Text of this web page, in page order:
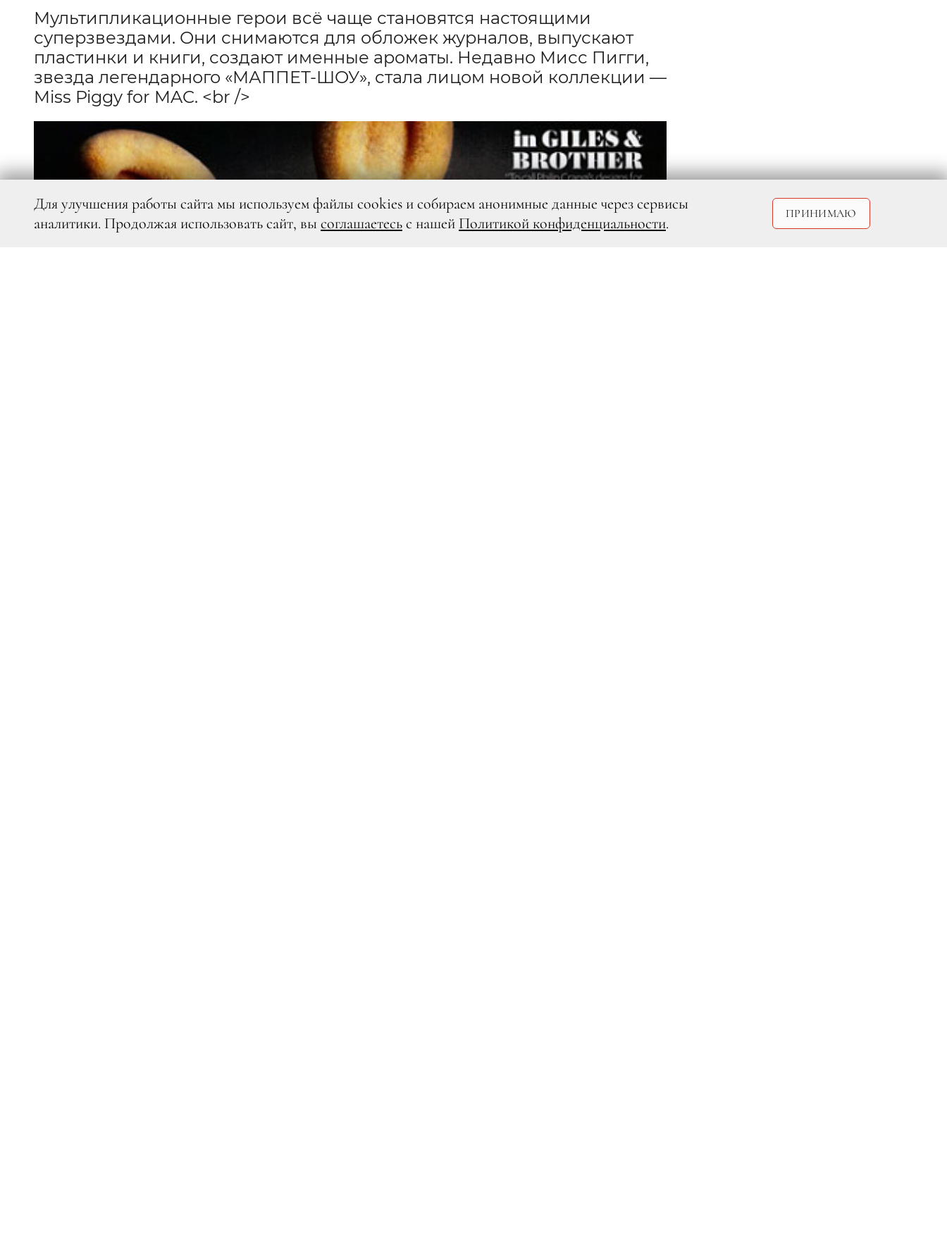
Мультипликационные герои всё чаще становятся настоящими
суперзвездами. Они снимаются для обложек журналов, выпускают
пластинки и книги, создают именные ароматы. Недавно Мисс Пигги,
звезда легендарного «МАППЕТ-ШОУ», стала лицом новой коллекции —
Miss Piggy for MAC. <br />
Для улучшения работы сайта мы используем файлы cookies и собираем анонимные данные через сервисы
аналитики. Продолжая использовать сайт, вы соглашаетесьс нашей Политикой конфиденциальности.
ПРИНИМАЮ